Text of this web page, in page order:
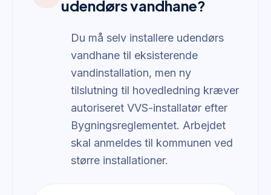
udendørs vandhane?
Du må selv installere udendørs
vandhane til eksisterende
vandinstallation, men ny
tilslutning til hovedledning kræver
autoriseret VVS-installatør efter
Bygningsreglementet. Arbejdet
skal anmeldes til kommunen ved
større installationer.